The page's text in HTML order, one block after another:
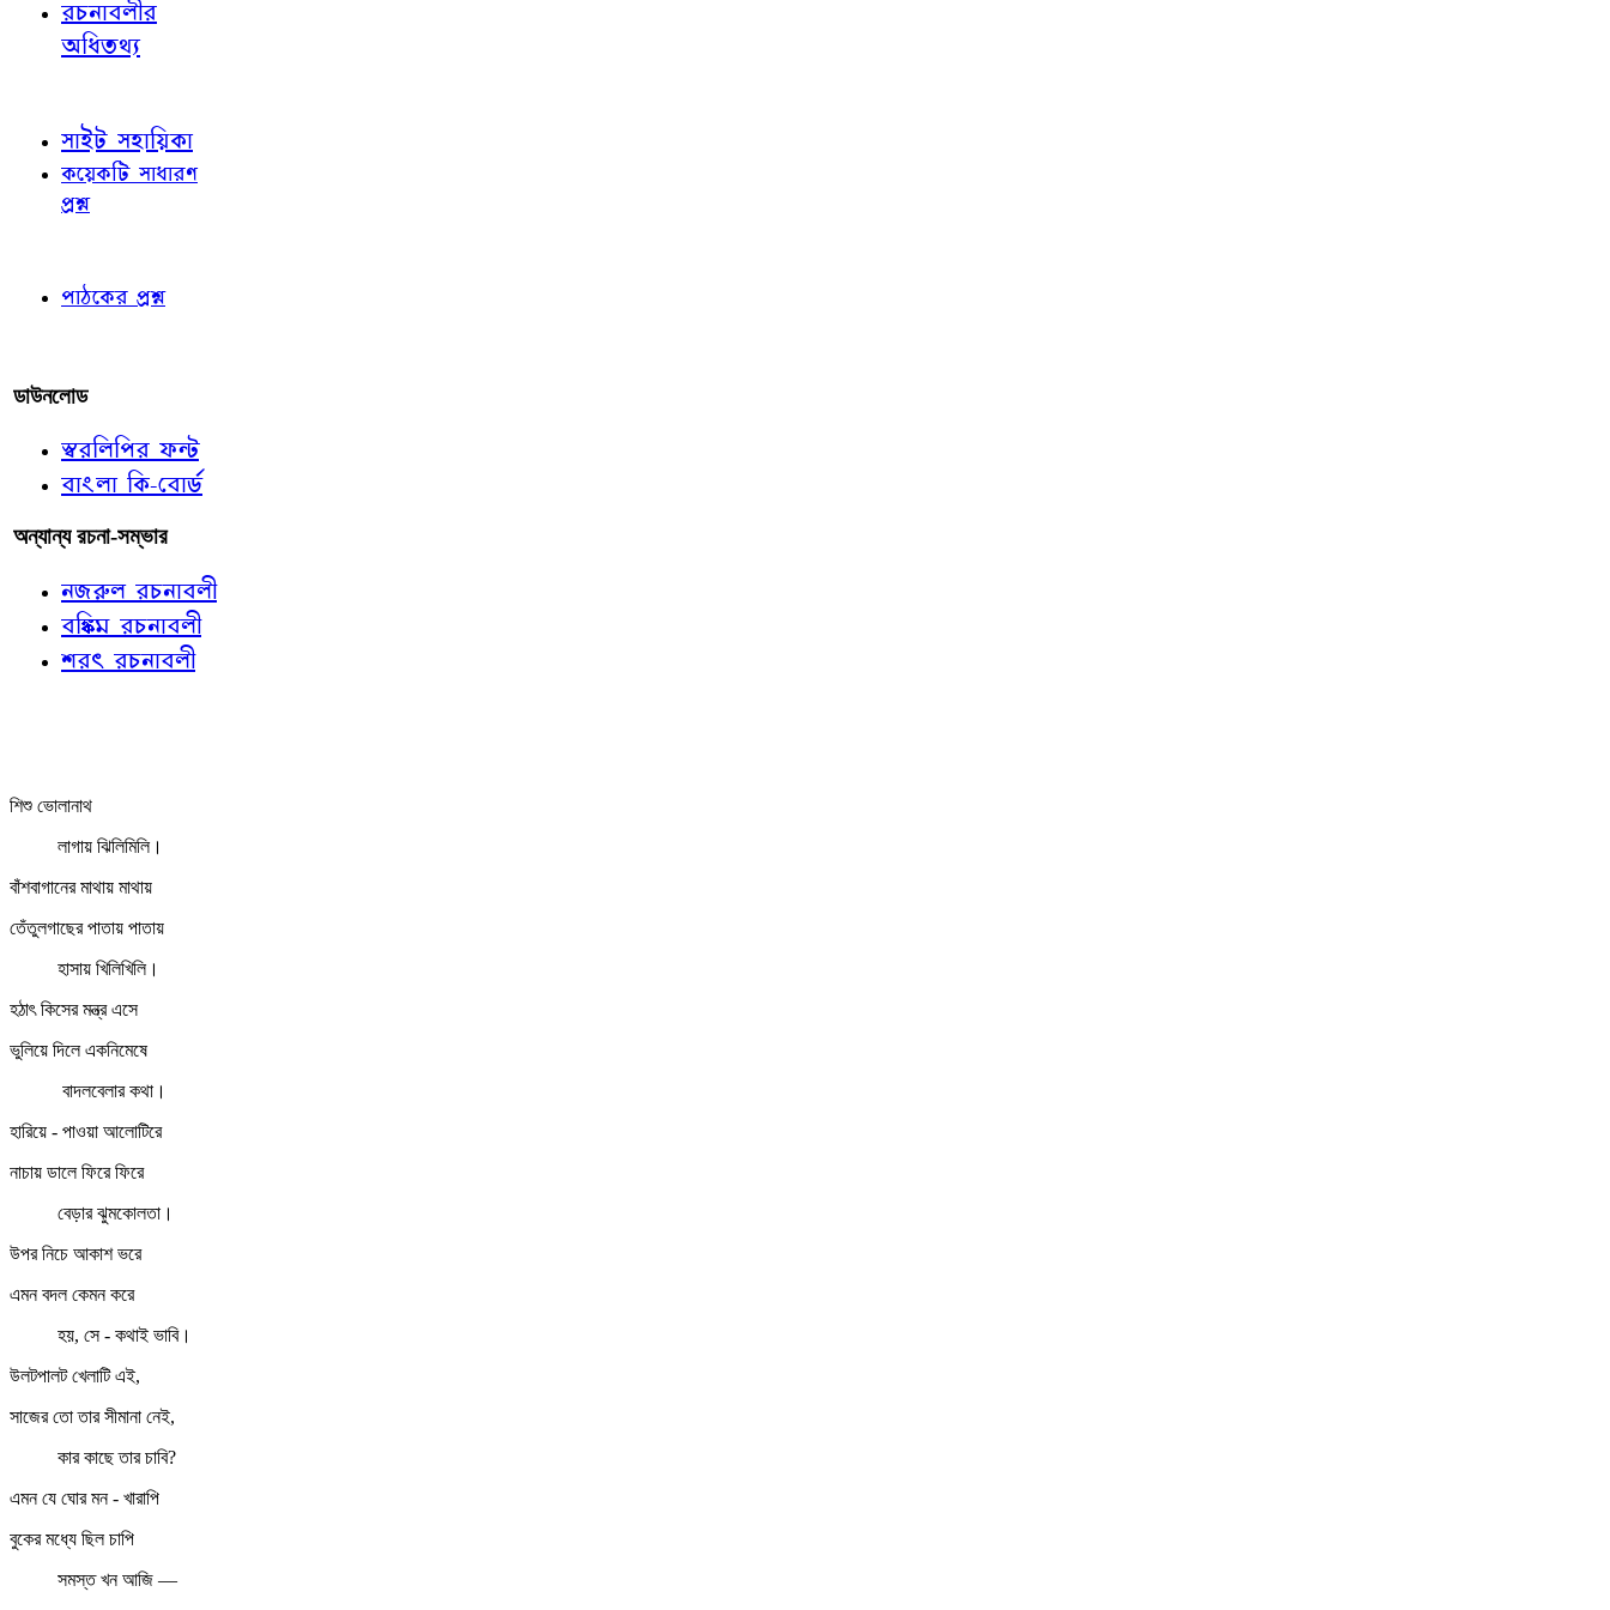
রচনাবলীর
অধিতথ্য
সাইট সহায়িকা
কয়েকটি সাধারণ
প্রশ্ন
পাঠকের প্রশ্ন
ডাউনলোড
স্বরলিপির ফন্ট
বাংলা কি-বোর্ড
অন্যান্য রচনা-সম্ভার
নজরুল রচনাবলী
বঙ্কিম রচনাবলী
শরৎ রচনাবলী
শিশু ভোলানাথ
লাগায় ঝিলিমিলি।
বাঁশবাগানের মাথায় মাথায়
তেঁতুলগাছের পাতায় পাতায়
হাসায় খিলিখিলি।
হঠাৎ কিসের মন্ত্র এসে
ভুলিয়ে দিলে একনিমেষে
বাদলবেলার কথা।
হারিয়ে - পাওয়া আলোটিরে
নাচায় ডালে ফিরে ফিরে
বেড়ার ঝুমকোলতা।
উপর নিচে আকাশ ভরে
এমন বদল কেমন করে
হয়, সে - কথাই ভাবি।
উলটপালট খেলাটি এই,
সাজের তো তার সীমানা নেই,
কার কাছে তার চাবি?
এমন যে ঘোর মন - খারাপি
বুকের মধ্যে ছিল চাপি
সমস্ত খন আজি —